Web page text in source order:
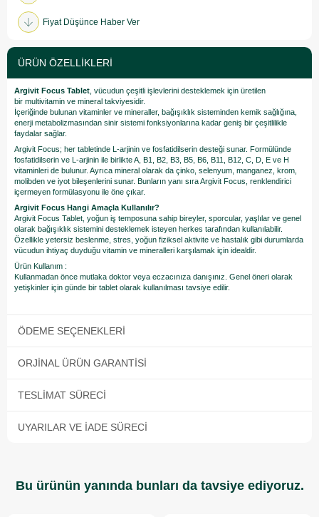
Fiyat Düşünce Haber Ver
ÜRÜN ÖZELLIKLERI
Argivit Focus Tablet , vücudun çeşitli işlevlerini desteklemek için üretilen
bir multivitamin ve mineral takviyesidir.
İçeriğinde bulunan vitaminler ve mineraller, bağışıklık sisteminden kemik sağlığına,
enerji metabolizmasından sinir sistemi fonksiyonlarına kadar geniş bir çeşitlilikle
faydalar sağlar.
Argivit Focus; her tabletinde L-arjinin ve fosfatidilserin desteği sunar. Formülünde
fosfatidilserin ve L-arjinin ile birlikte A, B1, B2, B3, B5, B6, B11, B12, C, D, E ve H
vitaminleri de bulunur. Ayrıca mineral olarak da çinko, selenyum, manganez, krom,
molibden ve iyot bileşenlerini sunar. Bunların yanı sıra Argivit Focus, renklendirici
içermeyen formülasyonu ile öne çıkar.
Argivit Focus Hangi Amaçla Kullanılır?
Argivit Focus Tablet, yoğun iş temposuna sahip bireyler, sporcular, yaşlılar ve genel
olarak bağışıklık sistemini desteklemek isteyen herkes tarafından kullanılabilir.
Özellikle yetersiz beslenme, stres, yoğun fiziksel aktivite ve hastalık gibi durumlarda
vücudun ihtiyaç duyduğu vitamin ve mineralleri karşılamak için idealdir.
Ürün Kullanım :
Kullanmadan önce mutlaka doktor veya eczacınıza danışınız. Genel öneri olarak
yetişkinler için günde bir tablet olarak kullanılması tavsiye edilir.
ÖDEME SEÇENEKLERI
ORJINAL ÜRÜN GARANTISI
TESLIMAT SÜRECI
UYARILAR VE İADE SÜRECI
Bu ürünün yanında bunları da tavsiye ediyoruz.